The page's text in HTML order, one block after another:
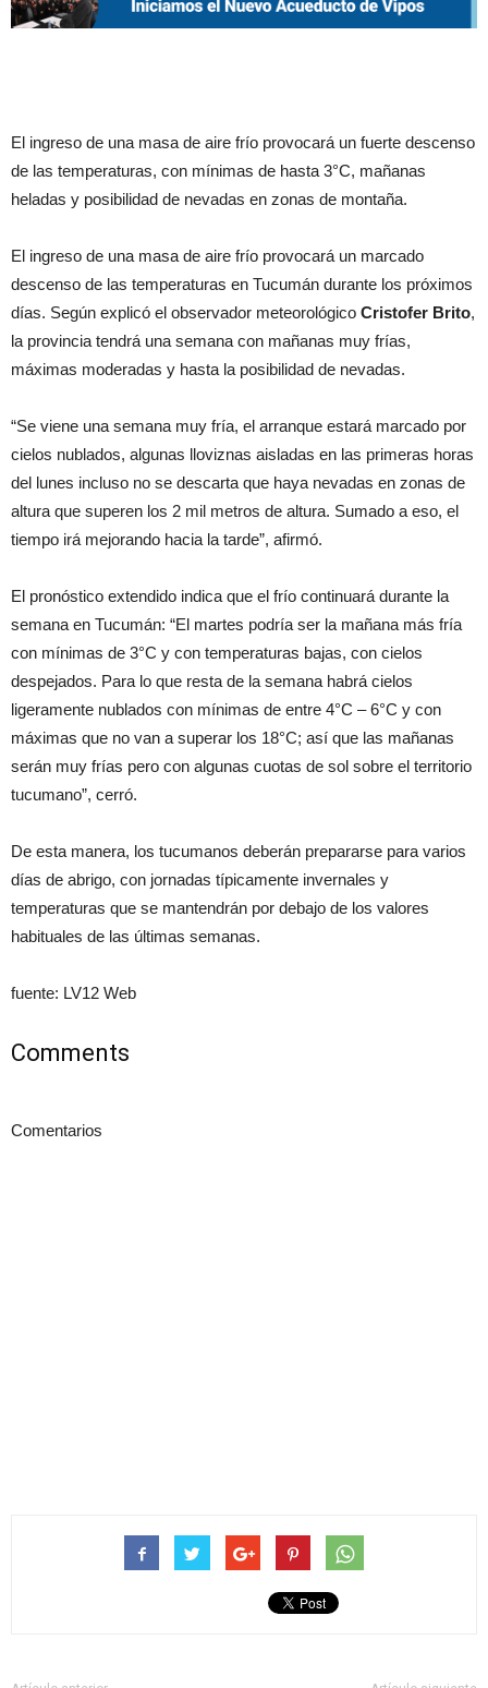
El ingreso de una masa de aire frío provocará un fuerte descenso
de las temperaturas, con mínimas de hasta 3°C, mañanas
heladas y posibilidad de nevadas en zonas de montaña.
El ingreso de una masa de aire frío provocará un marcado
descenso de las temperaturas en Tucumán durante los próximos
días. Según explicó el observador meteorológico Cristofer Brito,
la provincia tendrá una semana con mañanas muy frías,
máximas moderadas y hasta la posibilidad de nevadas.
“Se viene una semana muy fría, el arranque estará marcado por
cielos nublados, algunas lloviznas aisladas en las primeras horas
del lunes incluso no se descarta que haya nevadas en zonas de
altura que superen los 2 mil metros de altura. Sumado a eso, el
tiempo irá mejorando hacia la tarde”, afirmó.
El pronóstico extendido indica que el frío continuará durante la
semana en Tucumán: “El martes podría ser la mañana más fría
con mínimas de 3°C y con temperaturas bajas, con cielos
despejados. Para lo que resta de la semana habrá cielos
ligeramente nublados con mínimas de entre 4°C – 6°C y con
máximas que no van a superar los 18°C; así que las mañanas
serán muy frías pero con algunas cuotas de sol sobre el territorio
tucumano”, cerró.
De esta manera, los tucumanos deberán prepararse para varios
días de abrigo, con jornadas típicamente invernales y
temperaturas que se mantendrán por debajo de los valores
habituales de las últimas semanas.
fuente: LV12 Web
Comments
Comentarios